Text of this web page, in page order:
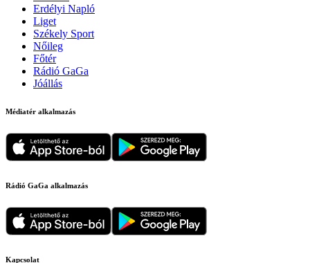
Erdélyi Napló
Liget
Székely Sport
Nőileg
Főtér
Rádió GaGa
Jóállás
Médiatér alkalmazás
Rádió GaGa alkalmazás
Kapcsolat